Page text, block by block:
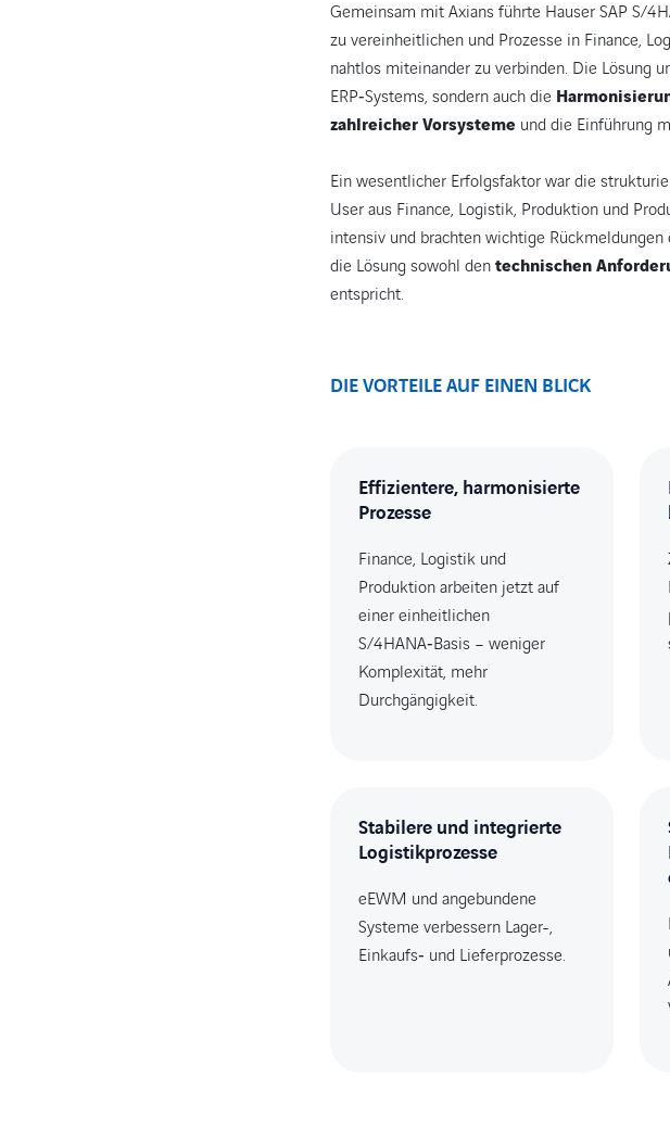
Gemeinsam mit Axians führte Hauser SAP S/
zu vereinheitlichen und Prozesse in Finance,
nahtlos miteinander zu verbinden. Die Lösung
ERP‑Systems, sondern auch die
zahlreicher Vorsysteme und die Einführung
Ein wesentlicher Erfolgsfaktor war die
User aus Finance, Logistik, Produktion und
intensiv und brachten wichtige
die Lösung sowohl dentechnischen
entspricht.
DIE VORTEILE AUF EINEN BLICK
Effizientere, harmonisierte
Prozesse
Finance, Logistik und
Produktion arbeiten jetzt auf
einer einheitlichen
S/4HANA‑Basis – weniger
Komplexität, mehr
Durchgängigkeit.
Stabilere und integrierte
Logistikprozesse
eEWM und angebundene
Systeme verbessern Lager-,
Einkaufs‑ und Lieferprozesse.